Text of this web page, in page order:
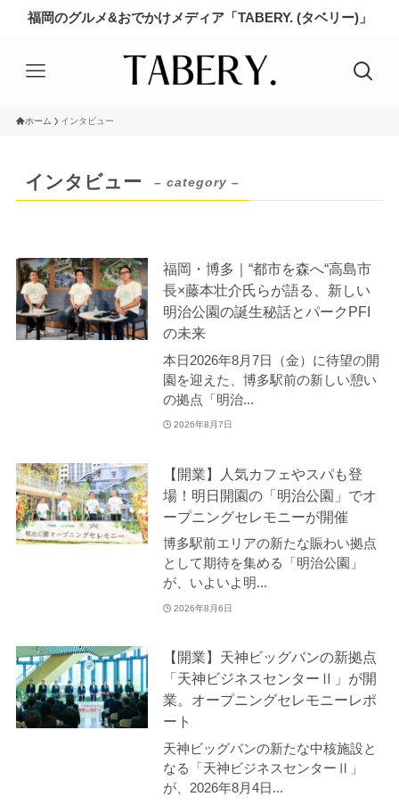
福岡のグルメ&おでかけメディア「TABERY. (タベリー)」
ホーム インタビュー
インタビュー – category –
福岡・博多｜“都市を森へ“高島市
長×藤本壮介氏らが語る、新しい
明治公園の誕生秘話とパークPFI
の未来
本日2026年8月7日（金）に待望の開
園を迎えた、博多駅前の新しい憩い
の拠点「明治...
2026年8月7日
【開業】人気カフェやスパも登
場！明日開園の「明治公園」でオ
ープニングセレモニーが開催
博多駅前エリアの新たな賑わい拠点
として期待を集める「明治公園」
が、いよいよ明...
2026年8月6日
【開業】天神ビッグバンの新拠点
「天神ビジネスセンターⅡ」が開
業。オープニングセレモニーレポ
ート
天神ビッグバンの新たな中核施設と
なる「天神ビジネスセンターⅡ」
が、2026年8月4日...